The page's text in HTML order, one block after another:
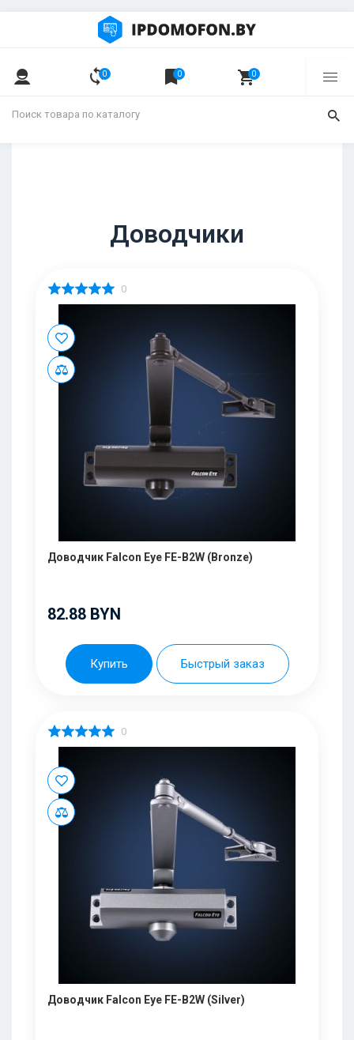
0 0 0
Доводчики
0
Доводчик Falcon Eye FE-B2W (Bronze)
82.88 BYN
Купить Быстрый заказ
0
Доводчик Falcon Eye FE-B2W (Silver)